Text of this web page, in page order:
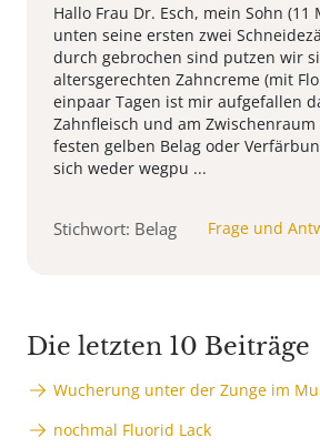
Hallo Frau Dr. Esch, mein Sohn (11
unten seine ersten zwei
durch gebrochen sind putzen wir
altersgerechten Zahncreme (mit
einpaar Tagen ist mir aufgefallen
Zahnfleisch und am
festen gelben Belag oder
sich weder wegpu ...
Stichwort: Belag Frage und
Die letzten 10 Beiträge
Wucherung unter der Zunge im
nochmal Fluorid Lack